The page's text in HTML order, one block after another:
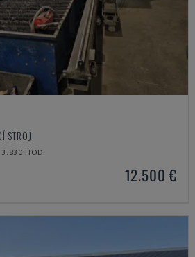
STROJ
3.830 HOD
12.500 €